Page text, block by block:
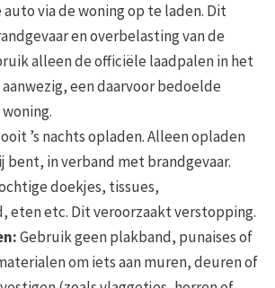
via de woning op te laden. Dit
en overbelasting van de
alleen de officiële laadpalen in het
een daarvoor bedoelde
’s nachts opladen. Alleen opladen
bent, in verband met brandgevaar.
doekjes, tissues,
eten etc. Dit veroorzaakt verstopping.
Gebruik geen plakband, punaises of
om iets aan muren, deuren of